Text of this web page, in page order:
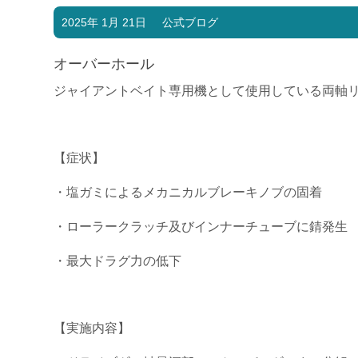
2025年 1月 21日 公式ブログ
オーバーホール
ジャイアントベイト専用機として使用している両軸
【症状】
・塩ガミによるメカニカルブレーキノブの固着
・ローラークラッチ及びインナーチューブに錆発生
・最大ドラグ力の低下
【実施内容】